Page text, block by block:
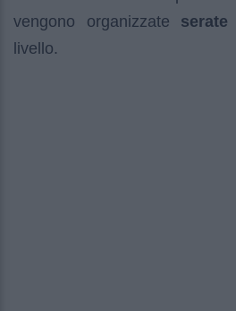
vengono organizzate serate
livello.